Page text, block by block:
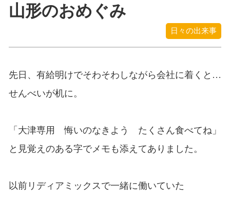
山形のおめぐみ
日々の出来事
先日、有給明けでそわそわしながら会社に着くと…
せんべいが机に。
「大津専用 悔いのなきよう たくさん食べてね」
と見覚えのある字でメモも添えてありました。
以前リディアミックスで一緒に働いていた